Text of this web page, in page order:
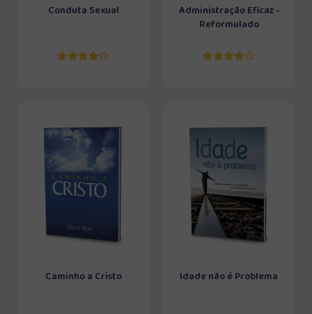
Conduta Sexual
Administração Eficaz -
Reformulado
Caminho a Cristo Idade não é Problema